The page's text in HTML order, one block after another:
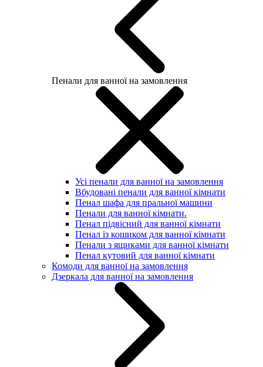
Пенали для ванної на замовлення
Усі пенали для ванної на замовлення
Вбудовані пенали для ванної кімнати
Пенал шафа для пральної машини
Пенали для ванної кімнати.
Пенал підвісний для ванної кімнати
Пенал із кошиком для ванної кімнати
Пенали з ящиками для ванної кімнати
Пенал кутовий для ванної кімнати
Комоди для ванної на замовлення
Дзеркала для ванної на замовлення